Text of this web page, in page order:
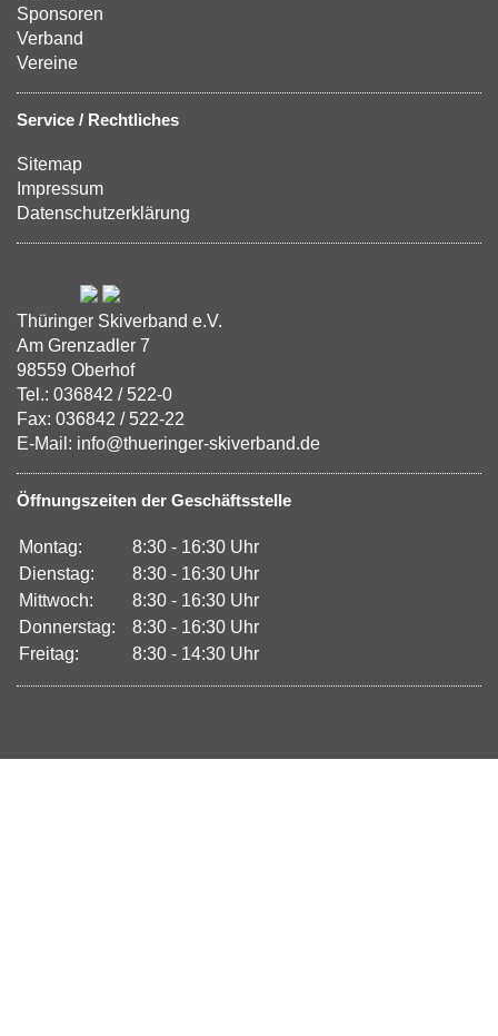
Sponsoren
Verband
Vereine
Service / Rechtliches
Sitemap
Impressum
Datenschutzerklärung
Thüringer Skiverband e.V.
Am Grenzadler 7
98559 Oberhof
Tel.: 036842 / 522-0
Fax: 036842 / 522-22
E-Mail: info@thueringer-skiverband.de
Öffnungszeiten der Geschäftsstelle
Montag:
8:30 - 16:30 Uhr
Dienstag:
8:30 - 16:30 Uhr
Mittwoch:
8:30 - 16:30 Uhr
Donnerstag:
8:30 - 16:30 Uhr
Freitag:
8:30 - 14:30 Uhr